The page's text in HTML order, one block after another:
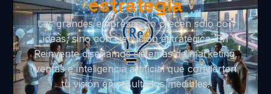
Las grandes empresas no crecen solo con
ideas, sino con ejecución estratégica. En
Reinvente diseñamos sistemas de marketing,
ventas e inteligencia artificial que convierten
tu visión en resultados medibles.